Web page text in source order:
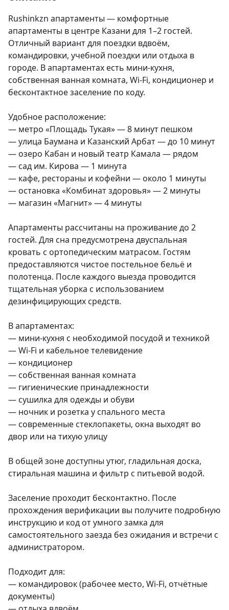
Rushinkzn апартаменты — комфортные
апартаменты в центре Казани для 1–2 гостей.
Отличный вариант для поездки вдвоём,
командировки, учебной поездки или отдыха в
городе. В апартаментах есть мини-кухня,
собственная ванная комната, Wi-Fi, кондиционер и
бесконтактное заселение по коду.
Удобное расположение:
— метро «Площадь Тукая» — 8 минут пешком
— улица Баумана и Казанский Арбат — до 10 минут
— озеро Кабан и новый театр Камала — рядом
— сад им. Кирова — 1 минута
— кафе, рестораны и кофейни — около 1 минуты
— остановка «Комбинат здоровья» — 2 минуты
— магазин «Магнит» — 4 минуты
Апартаменты рассчитаны на проживание до 2
гостей. Для сна предусмотрена двуспальная
кровать с ортопедическим матрасом. Гостям
предоставляются чистое постельное бельё и
полотенца. После каждого выезда проводится
тщательная уборка с использованием
дезинфицирующих средств.
В апартаментах:
— мини-кухня с необходимой посудой и техникой
— Wi-Fi и кабельное телевидение
— кондиционер
— собственная ванная комната
— гигиенические принадлежности
— сушилка для одежды и обуви
— ночник и розетка у спального места
— современные стеклопакеты, окна выходят во
двор или на тихую улицу
В общей зоне доступны утюг, гладильная доска,
стиральная машина и фильтр с питьевой водой.
Заселение проходит бесконтактно. После
прохождения верификации вы получите подробную
инструкцию и код от умного замка для
самостоятельного заезда без ожидания и встречи с
администратором.
Подходит для:
— командировок (рабочее место, Wi-Fi, отчётные
документы)